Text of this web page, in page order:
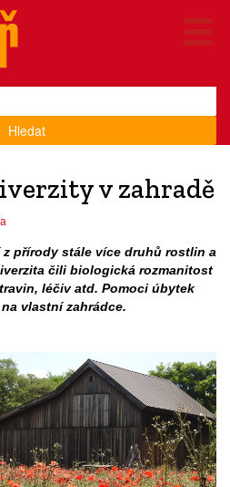
Hledat
v zahradě
přírody stále více druhů rostlin a
čili biologická rozmanitost
léčiv atd. Pomoci úbytek
vlastní zahrádce.